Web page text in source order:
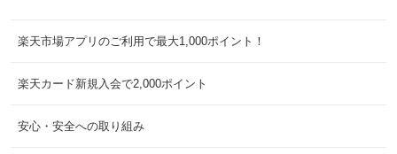
楽天市場アプリのご利用で最大1,000ポイント！
楽天カード新規入会で2,000ポイント
安心・安全への取り組み